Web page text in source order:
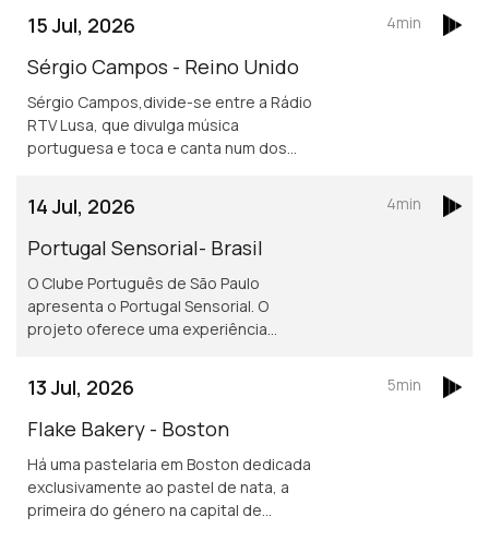
lusofonia.
15 Jul, 2026
Sérgio Campos - Reino Unido
Sérgio Campos,divide-se entre a Rádio
RTV Lusa, que divulga música
portuguesa e toca e canta num dos
4min
14 Jul, 2026
Portugal Sensorial- Brasil
O Clube Português de São Paulo
apresenta o Portugal Sensorial. O
projeto oferece uma experiência
e um show audiovisual tecnológico.
4min
13 Jul, 2026
Flake Bakery - Boston
Há uma pastelaria em Boston dedicada
exclusivamente ao pastel de nata, a
primeira do género na capital de
5min